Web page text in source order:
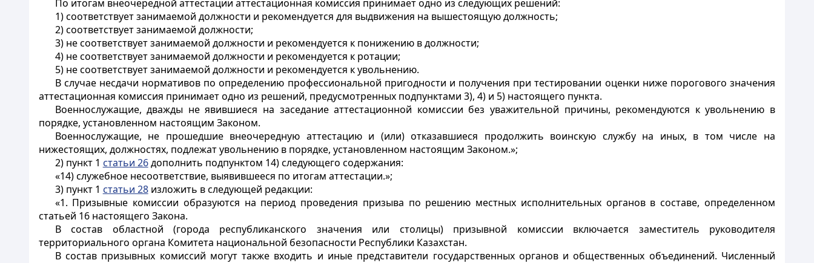
По итогам внеочередной аттестации аттестационная комиссия принимает одно из следующих решений:
1) соответствует занимаемой должности и рекомендуется для выдвижения на вышестоящую должность;
2) соответствует занимаемой должности;
3) не соответствует занимаемой должности и рекомендуется к понижению в должности;
4) не соответствует занимаемой должности и рекомендуется к ротации;
5) не соответствует занимаемой должности и рекомендуется к увольнению.
В случае несдачи нормативов по определению профессиональной пригодности и получения при тестировании оценки ниже порогового значения
аттестационная комиссия принимает одно из решений, предусмотренных подпунктами 3), 4) и 5) настоящего пункта.
Военнослужащие, дважды не явившиеся на заседание аттестационной комиссии без уважительной причины, рекомендуются к увольнению в
порядке, установленном настоящим Законом.
Военнослужащие, не прошедшие внеочередную аттестацию и (или) отказавшиеся продолжить воинскую службу на иных, в том числе на
нижестоящих, должностях, подлежат увольнению в порядке, установленном настоящим Законом.»;
2) пункт 1 статьи 26дополнить подпунктом 14) следующего содержания:
«14) служебное несоответствие, выявившееся по итогам аттестации.»;
3) пункт 1 статьи 28изложить в следующей редакции:
«1. Призывные комиссии образуются на период проведения призыва по решению местных исполнительных органов в составе, определенном
статьей 16 настоящего Закона.
В состав областной (города республиканского значения или столицы) призывной комиссии включается заместитель руководителя
территориального органа Комитета национальной безопасности Республики Казахстан.
В состав призывных комиссий могут также входить и иные представители государственных органов и общественных объединений. Численный